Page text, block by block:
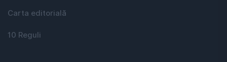
Carta editorială
10 Reguli